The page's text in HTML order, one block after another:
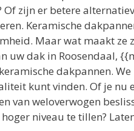
zijn er betere
Keramische
Maar wat maakt ze
uw dak in Roosendaal,
dakpannen.
kunt vinden. Of je
van weloverwogen
niveau te tillen?